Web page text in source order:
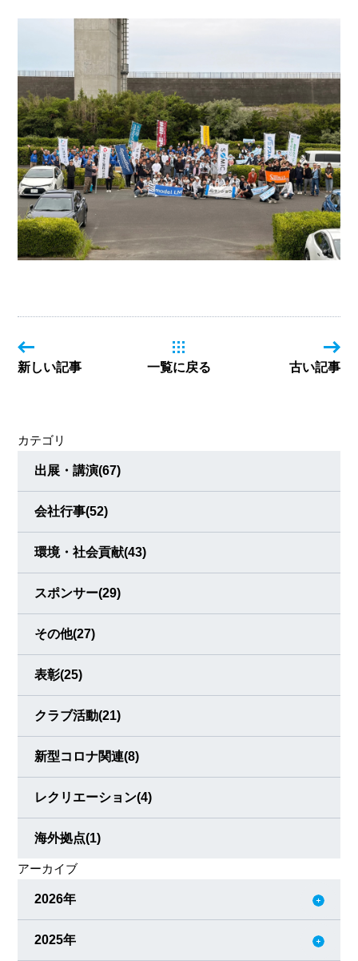
新しい記事 一覧に戻る 古い記事
カテゴリ
出展・講演(67)
会社行事(52)
環境・社会貢献(43)
スポンサー(29)
その他(27)
表彰(25)
クラブ活動(21)
新型コロナ関連(8)
レクリエーション(4)
海外拠点(1)
アーカイブ
2026年
2025年